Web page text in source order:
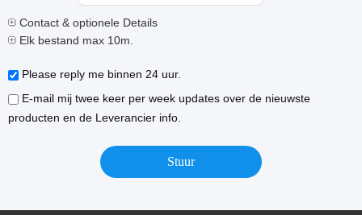
Contact & optionele Details
Elk bestand max 10m.
Please reply me binnen 24 uur.
E-mail mij twee keer per week updates over de nieuwste
producten en de Leverancier info.